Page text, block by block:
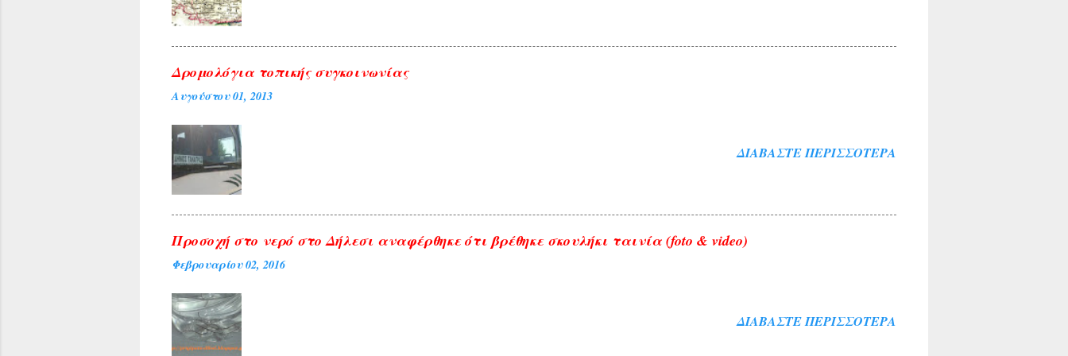
Δρομολόγια τοπικής συγκοινωνίας
Αυγούστου 01, 2013
ΔΙΑΒΆΣΤΕ ΠΕΡΙΣΣΌΤΕΡΑ
Προσοχή στο νερό στο Δήλεσι αναφέρθηκε ότι βρέθηκε σκουλήκι ταινία (foto & video)
Φεβρουαρίου 02, 2016
ΔΙΑΒΆΣΤΕ ΠΕΡΙΣΣΌΤΕΡΑ